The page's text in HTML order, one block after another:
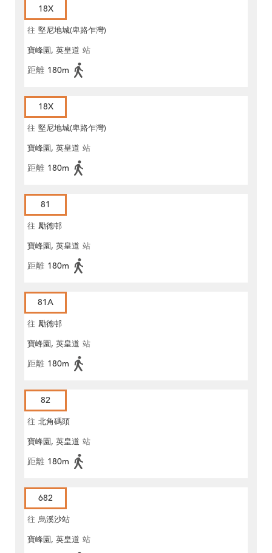
18X
往 堅尼地城(卑路乍灣)
寶峰園, 英皇道 站
距離 180m
18X
往 堅尼地城(卑路乍灣)
寶峰園, 英皇道 站
距離 180m
81
往 勵德邨
寶峰園, 英皇道 站
距離 180m
81A
往 勵德邨
寶峰園, 英皇道 站
距離 180m
82
往 北角碼頭
寶峰園, 英皇道 站
距離 180m
682
往 烏溪沙站
寶峰園, 英皇道 站